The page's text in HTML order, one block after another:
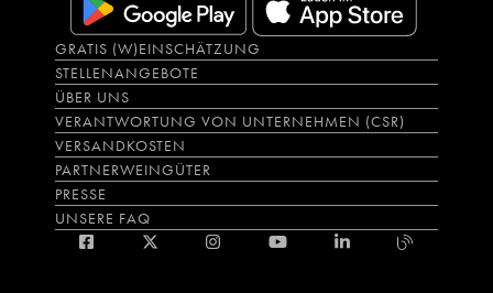
GRATIS (W)EINSCHÄTZUNG
STELLENANGEBOTE
ÜBER UNS
VERANTWORTUNG VON UNTERNEHMEN (CSR)
VERSANDKOSTEN
PARTNERWEINGÜTER
PRESSE
UNSERE FAQ